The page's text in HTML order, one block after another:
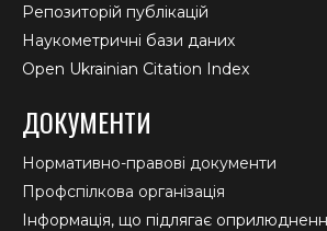
Репозиторій публікацій
Наукометричні бази даних
Open Ukrainian Citation Index
ДОКУМЕНТИ
Нормативно-правові документи
Профспілкова організація
Інформація, що підлягає